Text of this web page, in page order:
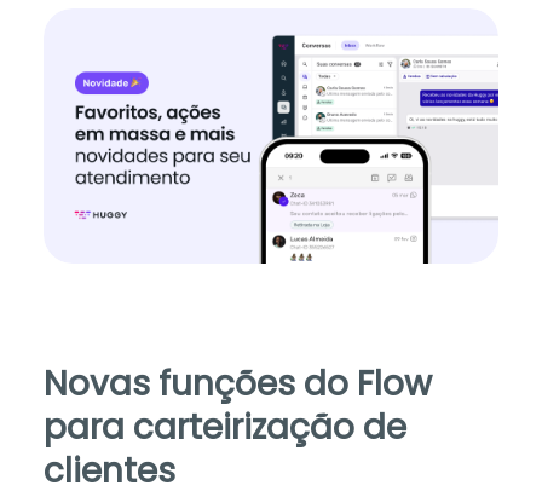
Novas funções do Flow
para carteirização de
clientes